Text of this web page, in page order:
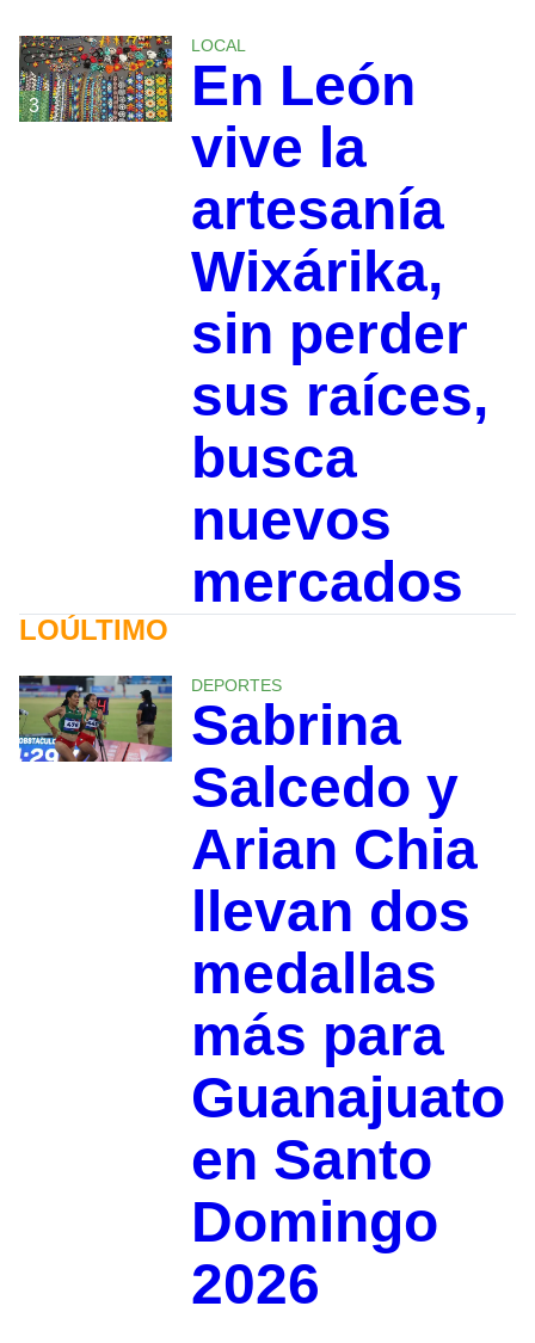
3
LOCAL
En León
vive la
artesanía
Wixárika,
sin perder
sus raíces,
busca
nuevos
mercados
LOÚLTIMO
DEPORTES
Sabrina
Salcedo y
Arian Chia
llevan dos
medallas
más para
Guanajuato
en Santo
Domingo
2026